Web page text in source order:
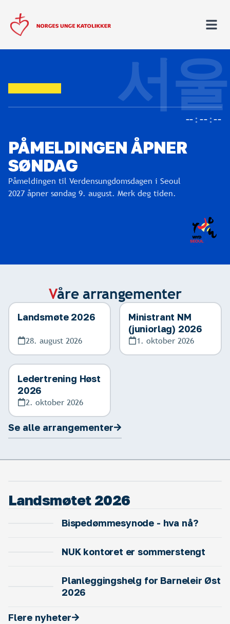
Norges Unge Katolikker
서울
––
––:––:––
PÅMELDINGEN ÅPNER
SØNDAG
Påmeldingen til Verdensungdomsdagen i Seoul
2027 åpner søndag 9. august. Merk deg tiden.
Våre arrangementer
Landsmøte 2026
28. august 2026
Ministrant NM
(juniorlag) 2026
1. oktober 2026
Ledertrening Høst
2026
2. oktober 2026
Se alle arrangementer
Landsmøtet 2026
Bispedømmesynode - hva nå?
NUK kontoret er sommerstengt
Planleggingshelg for Barneleir Øst
2026
Flere nyheter